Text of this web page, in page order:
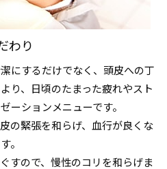
わり
にするだけでなく、頭皮への丁
り、日頃のたまった疲れやスト
ーションメニューです。
の緊張を和らげ、血行が良くな
。
すので、慢性のコリを和らげま